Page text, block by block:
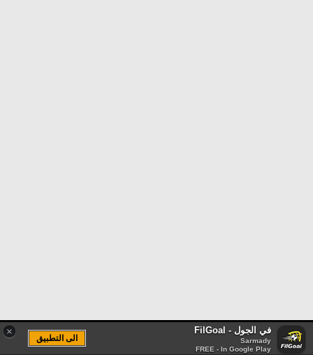
× في الجول - FilGoal
Sarmady
FREE - In Google Play
الى التطبيق